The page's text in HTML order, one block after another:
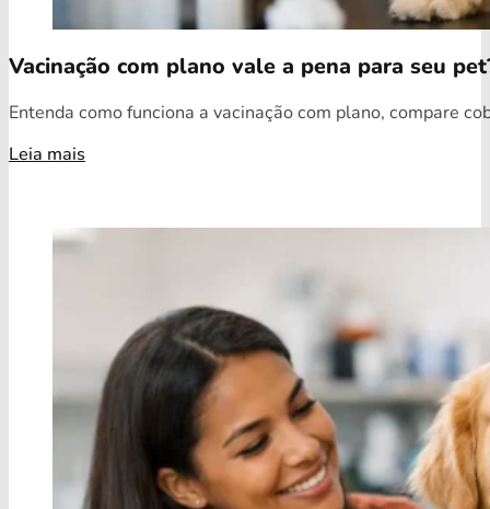
Vacinação com plano vale a pena para seu
Entenda como funciona a vacinação com plano, compare
Leia mais